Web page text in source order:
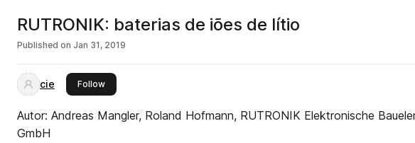
RUTRONIK: baterias de iões de lítio
Published on Jan 31, 2019
cie Followthis publisher
Autor: Andreas Mangler, Roland Hofmann, RUTRONIK Elektronische
GmbH